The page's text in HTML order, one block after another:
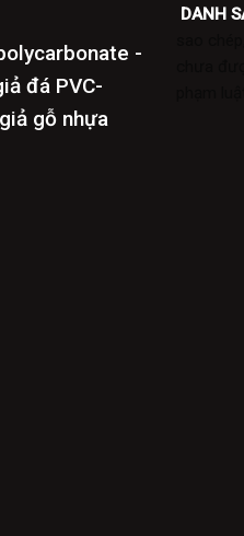
-
đá PVC-
gỗ nhựa
DANH